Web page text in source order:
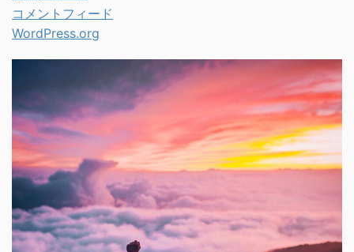
コメントフィード
WordPress.org